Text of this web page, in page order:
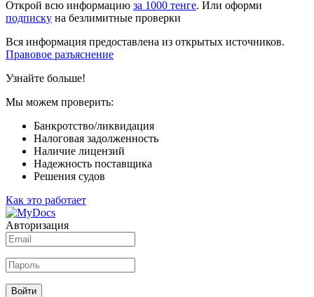
Открой всю информацию за 1000 тенге. Или оформи
подписку на безлимитные проверки
Вся информация предоставлена из открытых источников.
Правовое разъяснение
Узнайте больше!
Мы можем проверить:
Банкротство/ликвидация
Налоговая задолженность
Наличие лицензий
Надежность поставщика
Решения судов
Как это работает
Авторизация
Войти